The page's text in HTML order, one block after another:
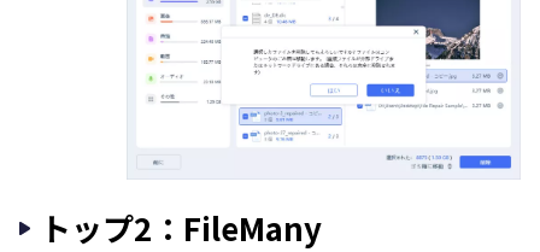
トップ2：FileMany